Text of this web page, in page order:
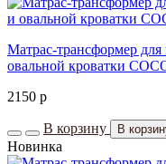
Матрас-трансформер
овальной кроватки
2150 p
В корзину В
Новинка